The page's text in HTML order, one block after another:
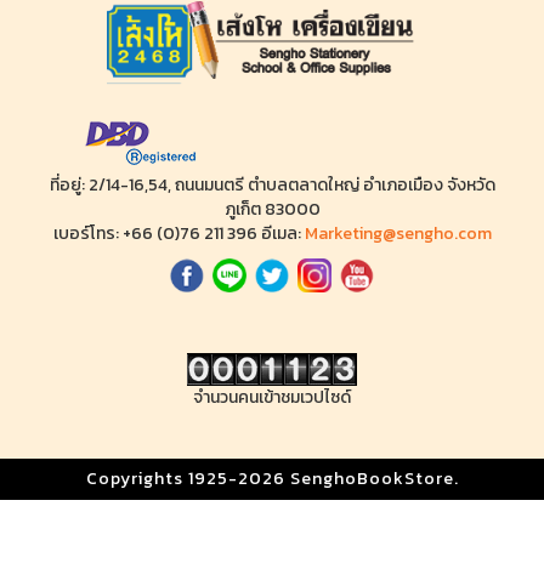
ที่อยู่: 2/14-16,54, ถนนมนตรี ตำบลตลาดใหญ่ อำเภอเมือง จังหวัด
ภูเก็ต 83000
เบอร์โทร: +66 (0)76 211 396 อีเมล:Marketing@sengho.com
จำนวนคนเข้าชมเวปไซด์
Copyrights 1925-2026 SenghoBookStore.